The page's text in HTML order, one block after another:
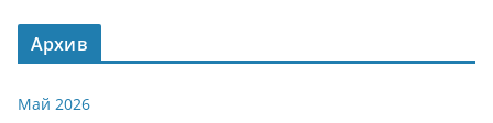
Архив
Май 2026